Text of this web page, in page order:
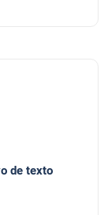
de texto